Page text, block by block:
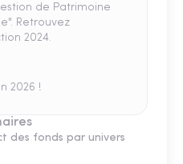
de Patrimoine
Retrouvez
2024.
2026 !
des fonds par univers